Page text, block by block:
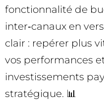
fonctionnalité de
inter‑canaux en
clair : repérer plus
vos performances
investissements
stratégique. 📊